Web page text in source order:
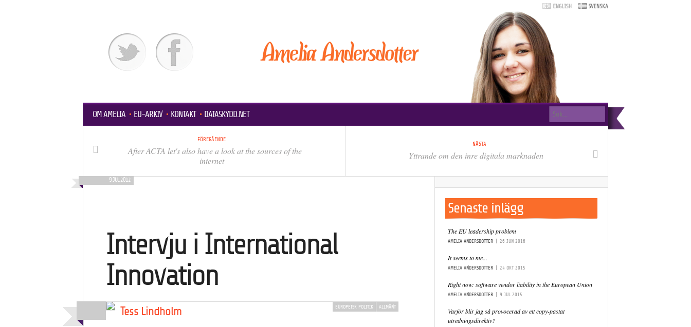
OM AMELIA EU-ARKIV KONTAKT DATASKYDD.NET Sökformulär
FÖREGÅENDE
After ACTA let's also have a look at the sources of the
internet
NÄSTA
Yttrande om den inre digitala marknaden
9 JUL 2012
Intervju i International
Innovation
Tess Lindholm ALLMÄNT
EUROPEISK POLITIK
Senaste inlägg
The EU leadership problem
AMELIA ANDERSDOTTER 26 JUN 2016
It seems to me...
AMELIA ANDERSDOTTER 24 OKT 2015
Right now: software vendor liability in the European Union
AMELIA ANDERSDOTTER 9 JUL 2015
Varför blir jag så provocerad av ett copy-pastat
utredningsdirektiv?